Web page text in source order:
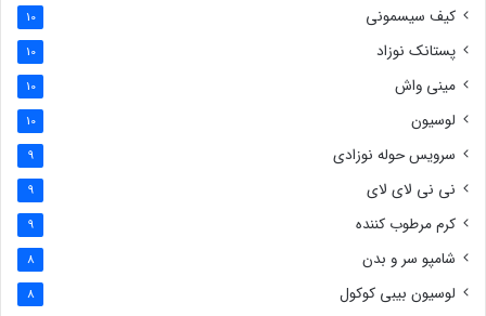
کیف سیسمونی 10
پستانک نوزاد 10
مینی واش 10
لوسیون 10
سرویس حوله نوزادی 9
نی نی لای لای 9
کرم مرطوب کننده 9
شامپو سر و بدن 8
لوسیون بیبی کوکول 8